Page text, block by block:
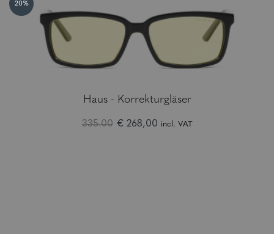
20%
Haus - Korrekturgläser
335.00 € 268,00 incl. VAT